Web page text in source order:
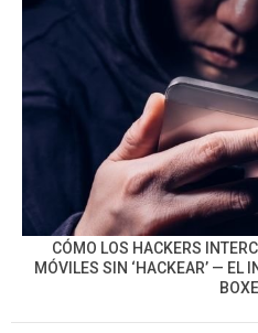
CÓMO LOS HACKERS
MÓVILES SIN ‘HACKEAR’ — EL